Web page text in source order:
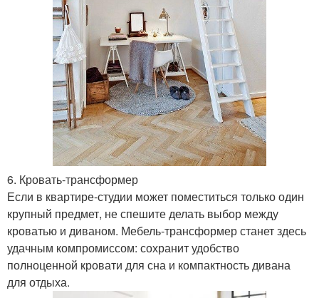
6. Кровать-трансформер
Если в квартире-студии может поместиться только один
крупный предмет, не спешите делать выбор между
кроватью и диваном. Мебель-трансформер станет здесь
удачным компромиссом: сохранит удобство
полноценной кровати для сна и компактность дивана
для отдыха.